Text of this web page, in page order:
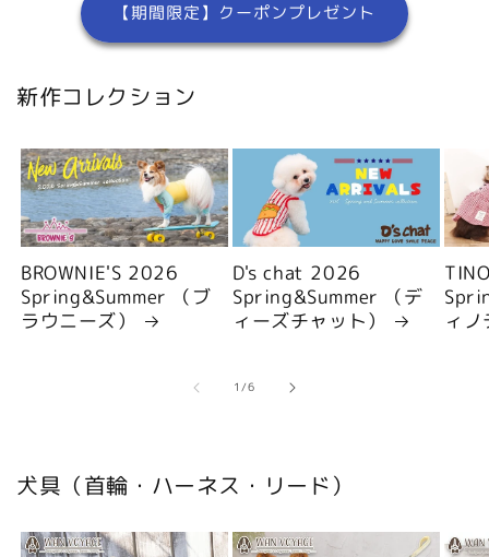
【期間限定】クーポンプレゼント
新作コレクション
BROWNIE'S 2026
Spring&Summer （ブ
ラウニーズ）
D's chat 2026
Spring&Summer （デ
ィーズチャット）
ィ
1/の
6
犬具（首輪・ハーネス・リード）